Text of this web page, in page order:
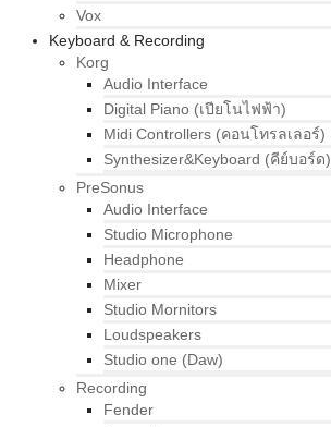
Vox
Keyboard & Recording
Korg
Audio Interface
Digital Piano (เปียโนไฟฟ้า)
Midi Controllers (คอนโทรลเลอร์)
Synthesizer&Keyboard (คีย์บอร์ด)
PreSonus
Audio Interface
Studio Microphone
Headphone
Mixer
Studio Mornitors
Loudspeakers
Studio one (Daw)
Recording
Fender